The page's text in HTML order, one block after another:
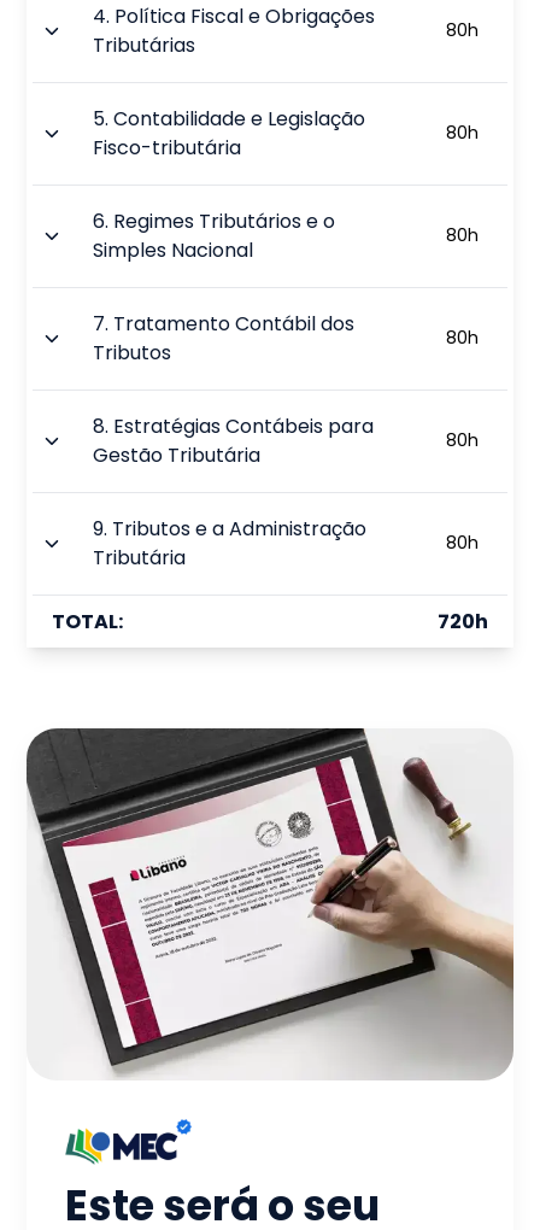
4. Política Fiscal e Obrigações
Tributárias
80h
5.Contabilidade e Legislação
Fisco-tributária
80h
6. Regimes Tributários e o
Simples Nacional
80h
7. Tratamento Contábil dos
Tributos
80h
8. Estratégias Contábeis para
Gestão Tributária
80h
9. Tributos e a Administração
Tributária
80h
TOTAL: 720h
Este será o seu